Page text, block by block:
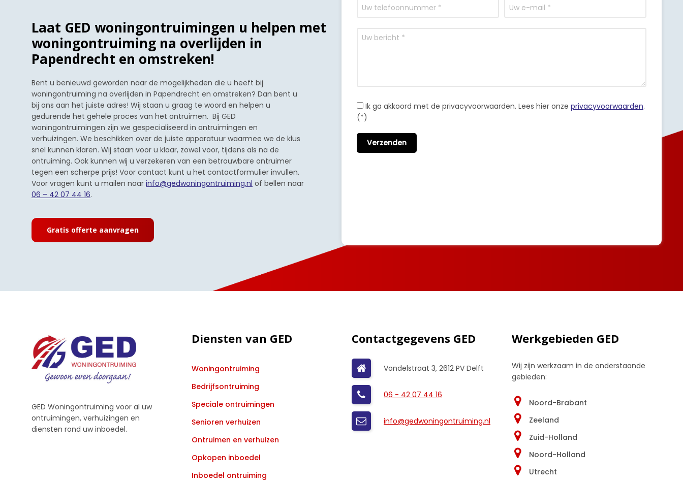
Laat GED woningontruimingen u helpen met
woningontruiming na overlijden in
Papendrecht en omstreken!
Bent u benieuwd geworden naar de mogelijkheden die u heeft bij
woningontruiming na overlijden in Papendrecht en omstreken? Dan bent u
bij ons aan het juiste adres! Wij staan u graag te woord en helpen u
gedurende het gehele proces van het ontruimen. Bij GED
woningontruimingen zijn we gespecialiseerd in ontruimingen en
verhuizingen. We beschikken over de juiste apparatuur waarmee we de klus
snel kunnen klaren. Wij staan voor u klaar, zowel voor, tijdens als na de
ontruiming. Ook kunnen wij u verzekeren van een betrouwbare ontruimer
tegen een scherpe prijs! Voor contact kunt u het contactformulier invullen.
Voor vragen kunt u mailen naar info@gedwoningontruiming.nl of bellen naar
06 – 42 07 44 16.
Gratis offerte aanvragen
Ik ga akkoord met de privacyvoorwaarden. Lees hier onze privacyvoorwaarden.
(*)
GED Woningontruiming voor al uw
ontruimingen, verhuizingen en
diensten rond uw inboedel.
Diensten van GED
Woningontruiming
Bedrijfsontruiming
Speciale ontruimingen
Senioren verhuizen
Ontruimen en verhuizen
Opkopen inboedel
Inboedel ontruiming
Contactgegevens GED
Vondelstraat 3, 2612 PV Delft
06 - 42 07 44 16
info@gedwoningontruiming.nl
Werkgebieden GED
Wij zijn werkzaam in de onderstaande
gebieden:
Noord-Brabant
Zeeland
Zuid-Holland
Noord-Holland
Utrecht